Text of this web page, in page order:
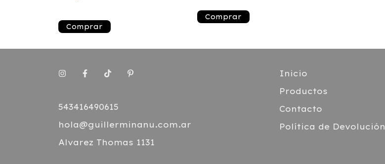
Comprar
543416490615
hola@guillerminanu.com.ar
Alvarez Thomas 1131
Inicio
Productos
Contacto
Política de Devolución